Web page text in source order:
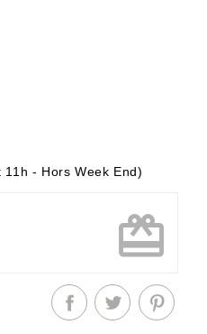
- Hors Week End)
card_giftcard